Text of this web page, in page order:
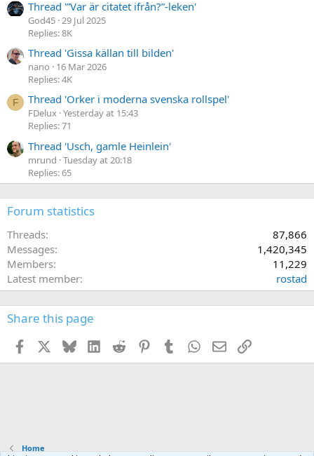
Thread '”Var är citatet ifrån?”-leken'
God45 29 Jul 2025
Replies: 8K
Thread 'Gissa källan till bilden'
nano
16 Mar 2026
Replies: 4K
F Thread 'Orker i moderna svenska rollspel'
FDelux Yesterday at 15:43
Replies: 71
Thread 'Usch, gamle Heinlein'
mrund Tuesday at 20:18
Replies: 65
Forum statistics
Threads
87,866
Messages
1,420,345
Members
11,229
Latest member
rostad
Share this page
Facebook BlueskyLinkedInReddit PinterestTumblr WhatsApp
EmailLink
Home